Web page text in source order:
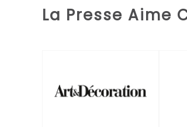
La Presse Aime